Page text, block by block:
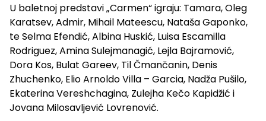
U baletnoj predstavi „Carmen“ igraju: Tamara, Oleg
Karatsev, Admir, Mihail Mateescu, Nataša Gaponko,
te Selma Efendić, Albina Huskić, Luisa Escamilla
Rodriguez, Amina Sulejmanagić, Lejla Bajramović,
Dora Kos, Bulat Gareev, Til Čmančanin, Denis
Zhuchenko, Elio Arnoldo Villa – Garcia, Nadža Pušilo,
Ekaterina Vereshchagina, Zulejha Kečo Kapidžić i
Jovana Milosavljević Lovrenović.